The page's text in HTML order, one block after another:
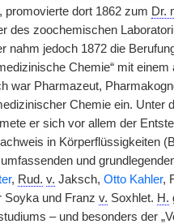
promovierte dort 1862 zum Dr.
des zoochemischen
nahm jedoch 1872 die
Chemie“ mit
war Pharmazeut,
Chemie ein. Unter
er sich vor allem der
in Körperflüssigkeiten
umfassenden und
, Rud. v. Jaksch, Otto Kahler,
Soyka und Franz v. Soxhlet. H.
– und besonders der